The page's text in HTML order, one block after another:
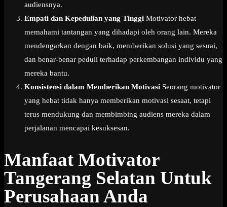
audiensnya.
Empati dan Kepedulian yang Tinggi Motivator hebat
memahami tantangan yang dihadapi oleh orang lain. Mereka
mendengarkan dengan baik, memberikan solusi yang sesuai,
dan benar-benar peduli terhadap perkembangan individu yang
mereka bantu.
Konsistensi dalam Memberikan Motivasi Seorang motivator
yang hebat tidak hanya memberikan motivasi sesaat, tetapi
terus mendukung dan membimbing audiens mereka dalam
perjalanan mencapai kesuksesan.
Manfaat Motivator
Tangerang Selatan Untuk
Perusahaan Anda